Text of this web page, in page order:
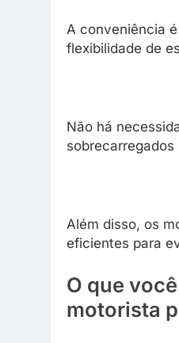
A conveniência
flexibilidade de
Não há
Além disso, os
eficientes para
O que
motorista